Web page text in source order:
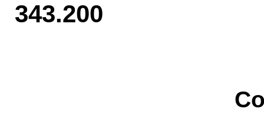
343.200